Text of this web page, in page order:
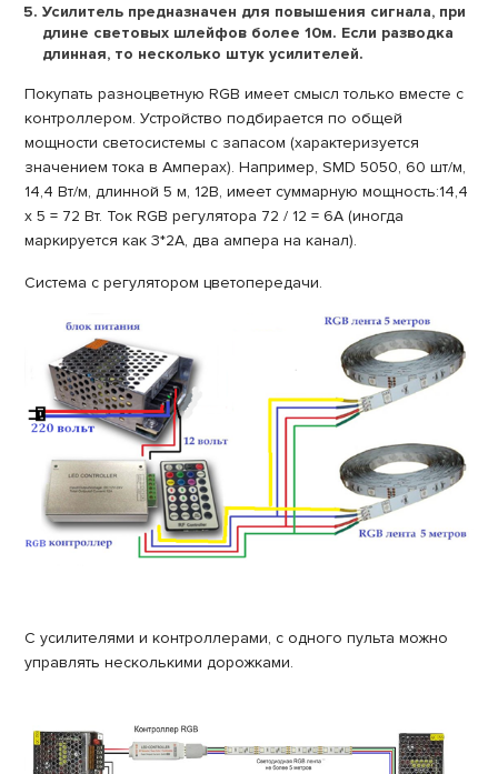
Усилитель предназначен для повышения сигнала, при
длине световых шлейфов более 10м. Если разводка
длинная, то несколько штук усилителей.
Покупать разноцветную RGB имеет смысл только вместе с
контроллером. Устройство подбирается по общей
мощности светосистемы с запасом (характеризуется
значением тока в Амперах). Например, SMD 5050, 60 шт/м,
14,4 Вт/м, длинной 5 м, 12В, имеет суммарную мощность:14,4
х 5 = 72 Вт. Ток RGB регулятора 72 / 12 = 6А (иногда
маркируется как 3*2А, два ампера на канал).
Система с регулятором цветопередачи.
С усилителями и контроллерами, с одного пульта можно
управлять несколькими дорожками.